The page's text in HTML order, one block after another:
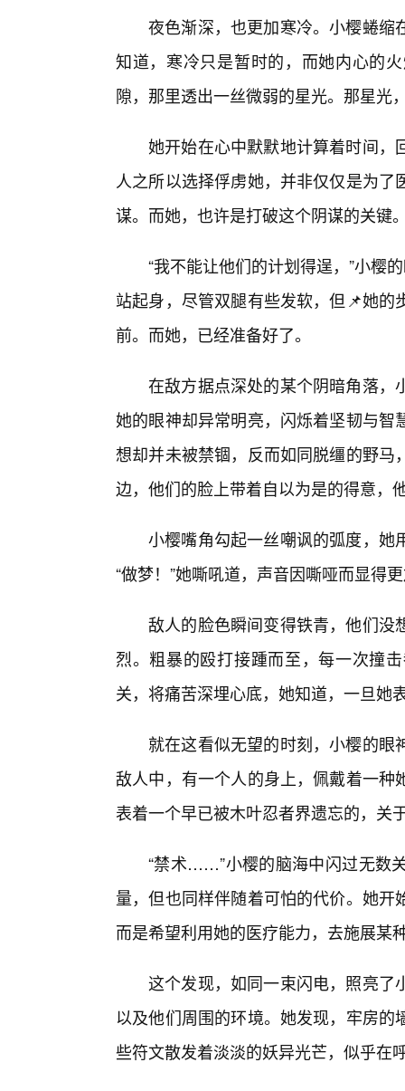
夜色渐深，也更加寒冷。小樱蜷缩
知道，寒冷只是暂时的，而她内心的
隙，那里透出一丝微弱的星光。那星光
她开始在心中默默地计算着时间，
人之所以选择俘虏她，并非仅仅是为
谋。而她，也许是打破这个阴谋的关键
“我不能让他们的计划得逞，”小樱
站起身，尽管双腿有些发软，但📌她
前。而她，已经准备好了。
在敌方据点深处的某个阴暗角落，
她的眼神却异常明亮，闪烁着坚韧与
想却并未被禁锢，反而如同脱缰的野
边，他们的脸上带着自以为是的得意，
小樱嘴角勾起一丝嘲讽的弧度，她
“做梦！”她嘶吼道，声音因嘶哑而显得
敌人的脸色瞬间变得铁青，他们没
烈。粗暴的殴打接踵而至，每一次撞
关，将痛苦深埋心底，她知道，一旦她
就在这看似无望的时刻，小樱的
敌人中，有一个人的身上，佩戴着一
表着一个早已被木叶忍者界遗忘的，关
“禁术……”小樱的脑海中闪过无数
量，但也同样伴随着可怕的代价。她
而是希望利用她的医疗能力，去施展某
这个发现，如同一束闪电，照亮了
以及他们周围的环境。她发现，牢房
些符文散发着淡淡的妖异光芒，似乎在